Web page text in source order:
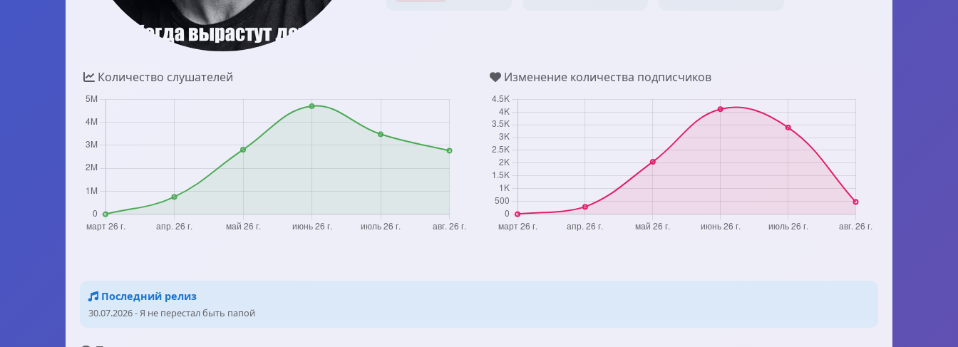
Количество слушателей Изменение количества подписчиков
Последний релиз
30.07.2026 - Я не перестал быть папой